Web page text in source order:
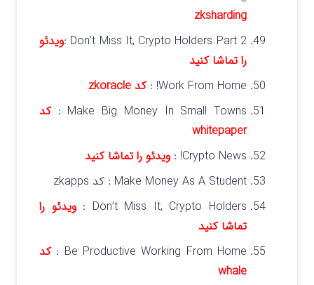
zksharding
Don’t Miss It, Crypto Holders Part 2 : ویدئو
را تماشا کنید
Work From Home! :
کد zkoracle
Make Big Money In Small Towns :
کد
whitepaper
Crypto News! :
ویدئو را تماشا کنید
Make Money As A Student : کد zkapps
Don’t Miss It, Crypto Holders :
ویدئو را
تماشا کنید
Be Productive Working From Home :
کد
whale